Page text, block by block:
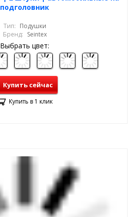
подголовник
Тип: Подушки
Бренд: Seintex
Выбрать цвет:
Купить сейчас
Купить в 1 клик